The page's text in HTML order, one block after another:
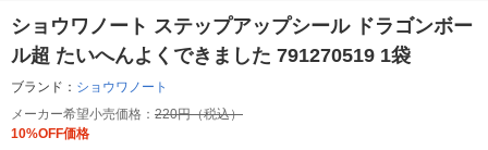
ショウワノート ステップアップシール ドラゴンボー
ル超 たいへんよくできました 791270519 1袋
ブランド： ショウワノート
メーカー希望小売価格： 220円（税込）
10%OFF価格